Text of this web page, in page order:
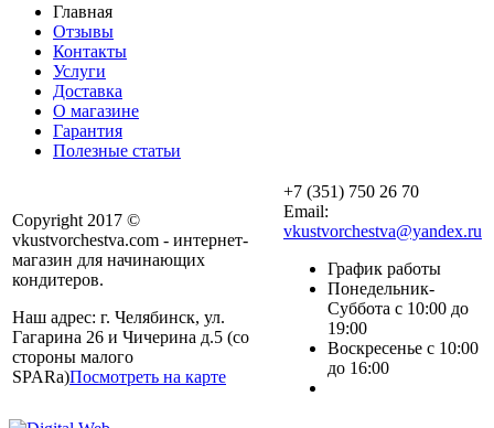
Главная
Отзывы
Контакты
Услуги
Доставка
О магазине
Гарантия
Полезные статьи
Copyright 2017 ©
vkustvorchestva.com - интернет-
магазин для начинающих
кондитеров.
Наш адрес: г. Челябинск, ул.
Гагарина 26 и Чичерина д.5 (со
стороны малого
SPARa)Посмотреть на карте
+7 (351) 750 26 70
Email:
vkustvorchestva@yandex.ru
График работы
Понедельник-
Суббота с 10:00 до
19:00
Воскресенье с 10:00
до 16:00